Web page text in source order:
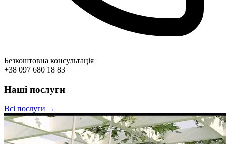
Безкоштовна консультація
+38 097 680 18 83
Наші послуги
Всі послуги →